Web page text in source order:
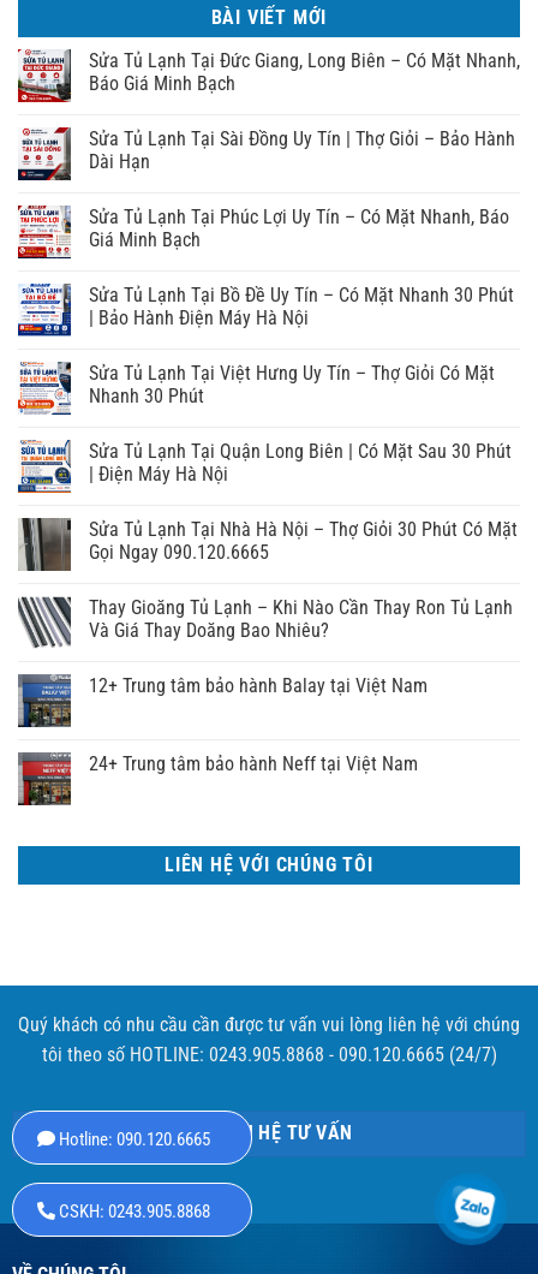
BÀI VIẾT MỚI
Sửa Tủ Lạnh Tại Đức Giang, Long Biên – Có Mặt Nhanh,
Báo Giá Minh Bạch
Sửa Tủ Lạnh Tại Sài Đồng Uy Tín | Thợ Giỏi – Bảo Hành
Dài Hạn
Sửa Tủ Lạnh Tại Phúc Lợi Uy Tín – Có Mặt Nhanh, Báo
Giá Minh Bạch
Sửa Tủ Lạnh Tại Bồ Đề Uy Tín – Có Mặt Nhanh 30 Phút
| Bảo Hành Điện Máy Hà Nội
Sửa Tủ Lạnh Tại Việt Hưng Uy Tín – Thợ Giỏi Có Mặt
Nhanh 30 Phút
Sửa Tủ Lạnh Tại Quận Long Biên | Có Mặt Sau 30 Phút
| Điện Máy Hà Nội
Sửa Tủ Lạnh Tại Nhà Hà Nội – Thợ Giỏi 30 Phút Có Mặt
Gọi Ngay 090.120.6665
Thay Gioăng Tủ Lạnh – Khi Nào Cần Thay Ron Tủ Lạnh
Và Giá Thay Doăng Bao Nhiêu?
12+ Trung tâm bảo hành Balay tại Việt Nam
24+ Trung tâm bảo hành Neff tại Việt Nam
LIÊN HỆ VỚI CHÚNG TÔI
Quý khách có nhu cầu cần được tư vấn vui lòng liên hệ với chúng
tôi theo số HOTLINE: 0243.905.8868 - 090.120.6665 (24/7)
LIÊN HỆ TƯ VẤN
Hotline: 090.120.6665
CSKH: 0243.905.8868